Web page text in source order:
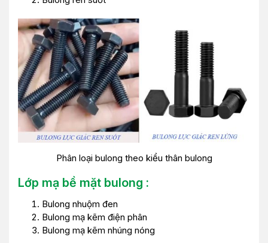
Phân loại bulong theo kiểu thân bulong
Lớp mạ bề mặt bulong :
Bulong nhuộm đen
Bulong mạ kẽm điện phân
Bulong mạ kẽm nhúng nóng